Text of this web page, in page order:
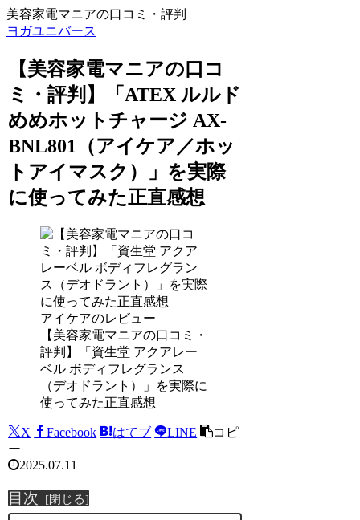
美容家電マニアの口コミ・評判
ヨガユニバース
【美容家電マニアの口コ
ミ・評判】「ATEX ルルド
めめホットチャージ AX-
BNL801（アイケア／ホッ
トアイマスク）」を実際
に使ってみた正直感想
アイケアのレビュー
【美容家電マニアの口コミ・
評判】「資生堂 アクアレー
ベル ボディフレグランス
（デオドラント）」を実際に
使ってみた正直感想
X Facebook はてブ LINE
コピ
ー
2025.07.11
目次